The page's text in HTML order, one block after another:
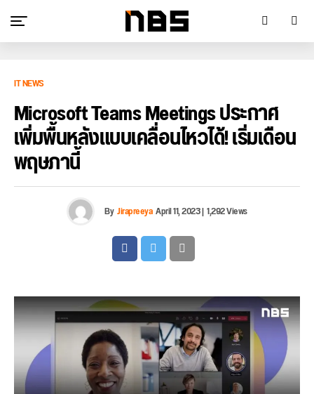
IT NEWS
Microsoft Teams Meetings ประกาศ
เพิ่มพื้นหลังแบบเคลื่อนไหวได้! เริ่มเดือน
พฤษภานี้
ByJirapreeyaApril 11, 2023|1,292 Views